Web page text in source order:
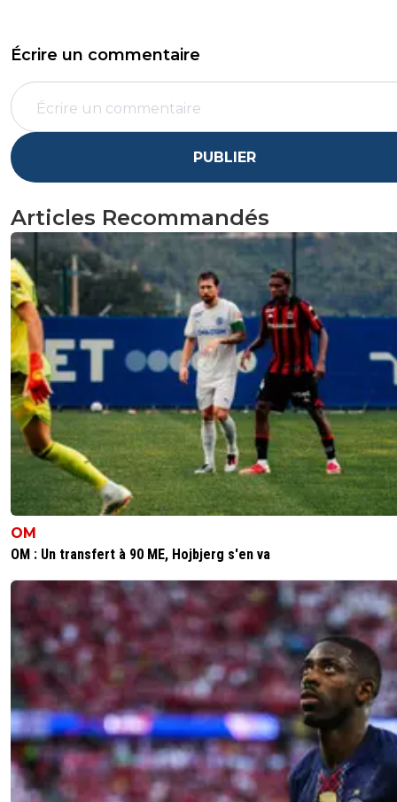
Écrire un commentaire
PUBLIER
Articles Recommandés
OM
OM : Un transfert à 90 ME, Hojbjerg s'en va